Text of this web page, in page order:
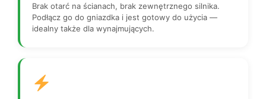
Brak otarć na ścianach, brak zewnętrznego silnika.
Podłącz go do gniazdka i jest gotowy do użycia —
idealny także dla wynajmujących.